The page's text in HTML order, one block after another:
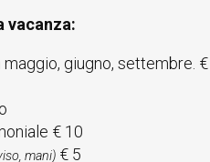
vacanza:
giugno, settembre. €
€ 10
mani) € 5